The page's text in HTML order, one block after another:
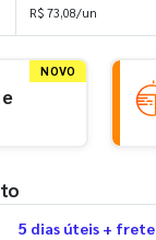
R$ 73,08/un
NOVO
5 dias úteis + frete